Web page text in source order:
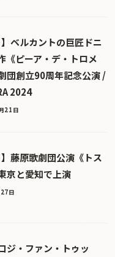
】ベルカントの巨匠ドニ
《ピーア・デ・トロメ
団創立90周年記念公演 /
2024
21日
】藤原歌劇団公演《トス
京と愛知で上演
日
ジ・ファン・トゥッ